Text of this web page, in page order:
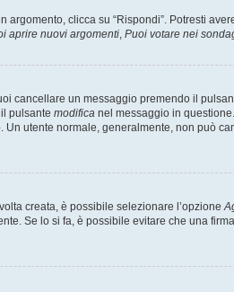
clicca su “Rispondi”. Potresti
aprire nuovi argomenti, Puoi votare nei
cancellare un messaggio premendo il
pulsante modifica nel messaggio in
utente normale, generalmente, non può
creata, è possibile selezionare l’opzione
Se lo si fa, è possibile evitare che una